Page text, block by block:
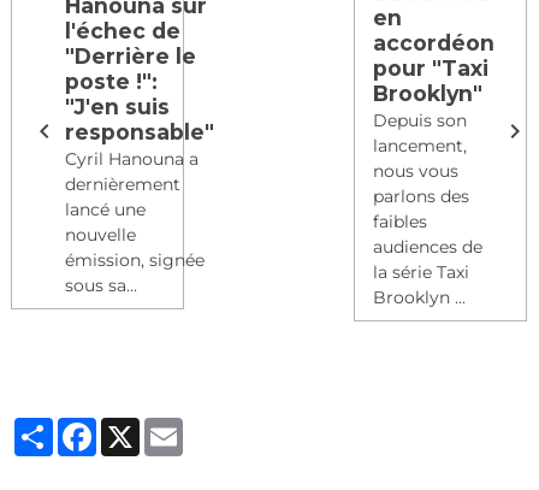
l'échec de
"Derrière le
poste !":
"J'en suis
responsable"
Cyril Hanouna a
dernièrement
lancé une
nouvelle
émission, signée
sous sa...
en
accordéon
pour "Taxi
Brooklyn"
Depuis son
lancement,
nous vous
parlons des
faibles
audiences de
la série Taxi
Brooklyn ...
Partager
Facebook
X